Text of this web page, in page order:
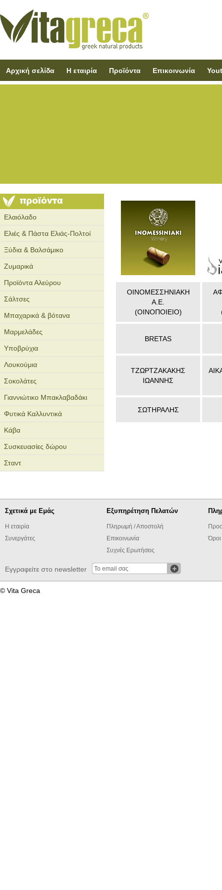
Αρχική σελίδα Η εταιρία Προϊόντα Επικοινωνία
Ελαιόλαδο
Ελιές & Πάστα Ελιάς-Πολτοί
Ξύδια & Βαλσάμικο
Ζυμαρικά
Προϊόντα Αλεύρου
Σάλτσες
Μπαχαρικά & βότανα
Μαρμελάδες
Υποβρύχια
Λουκούμια
Σοκολάτες
Γιαννιώτικο Μπακλαβαδάκι
Φυτικά Καλλυντικά
Κάβα
Συσκευασίες δώρου
Σταντ
ΟΙΝΟΜΕΣΣΗΝΙΑΚΗ
Α.Ε.
(ΟΙΝΟΠΟΙΕΙΟ)
BRETAS
ΤΖΩΡΤΖΑΚΑΚΗΣ
ΙΩΑΝΝΗΣ
ΣΩΤΗΡΑΛΗΣ
Σχετικά με Εμάς
Η εταιρία
Συνεργάτες
Εξυπηρέτηση Πελατών
Πληρωμή / Αποστολή
Επικοινωνία
Συχνές Ερωτήσεις
Εγγραφείτε στο newsletter
© Vita Greca